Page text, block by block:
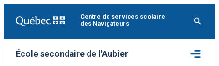
Centre de services scolaire
des Navigateurs
École secondaire de l'Aubier
Ouvrir
le